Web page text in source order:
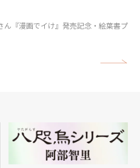
ん『漫画でイけ』発売記念・絵葉書プ